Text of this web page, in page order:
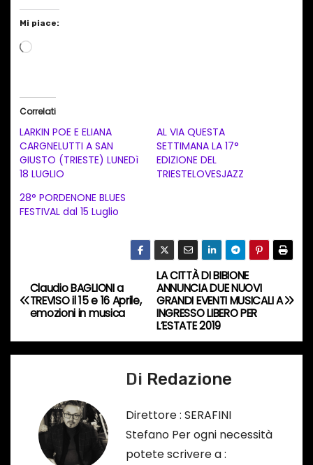
Mi piace:
C
a
m
e
n
n
c
o
r
s
Correlati
LARKIN POE E ELIANA
CARGNELUTTI A SAN
GIUSTO (TRIESTE) LUNEDì
18 LUGLIO
AL VIA QUESTA
SETTIMANA LA 17°
EDIZIONE DEL
TRIESTELOVESJAZZ
28° PORDENONE BLUES
FESTIVAL dal 15 Luglio
N
a
v
LA CITTÀ DI BIBIONE
ANNUNCIA DUE NUOVI
GRANDI EVENTI MUSICALI A
INGRESSO LIBERO PER
L’ESTATE 2019
Claudio BAGLIONI a
TREVISO il 15 e 16 Aprile,
emozioni in musica
Di Redazione
Direttore : SERAFINI
Stefano Per ogni necessità
potete scrivere a :